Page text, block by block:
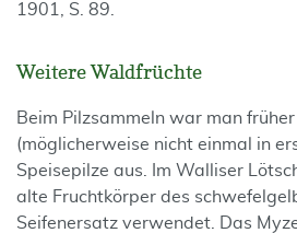
1901, S. 89.
Weitere Waldfrüchte
Beim Pilzsammeln war man
(möglicherweise nicht einmal in
Speisepilze aus. Im Walliser
alte Fruchtkörper des
Seifenersatz verwendet. Das